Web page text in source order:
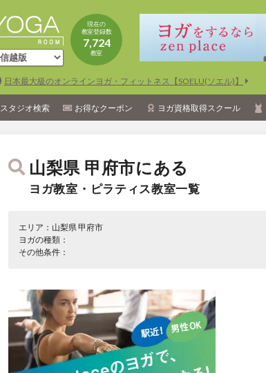
現在の
教室登録数
7,724
教室
日本最大級のオンラインヨガ・フィットネス【SOELU(ソエル)】
スタジオ検索 お得なクーポン ヨガ資格取得スクール
山梨県 甲府市にある
ヨガ教室・ピラティス教室一覧
エリア：山梨県 甲府市
ヨガの種類：
その他条件：